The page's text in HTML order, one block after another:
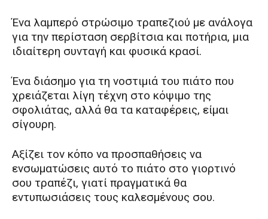
Ένα λαμπερό στρώσιμο τραπεζιού με ανάλογα
για την περίσταση σερβίτσια και ποτήρια, μια
ιδιαίτερη συνταγή και φυσικά κρασί.
Ένα διάσημο για τη νοστιμιά του πιάτο που
χρειάζεται λίγη τέχνη στο κόψιμο της
σφολιάτας, αλλά θα τα καταφέρεις, είμαι
σίγουρη.
Αξίζει τον κόπο να προσπαθήσεις να
ενσωματώσεις αυτό το πιάτο στο γιορτινό
σου τραπέζι, γιατί πραγματικά θα
εντυπωσιάσεις τους καλεσμένους σου.